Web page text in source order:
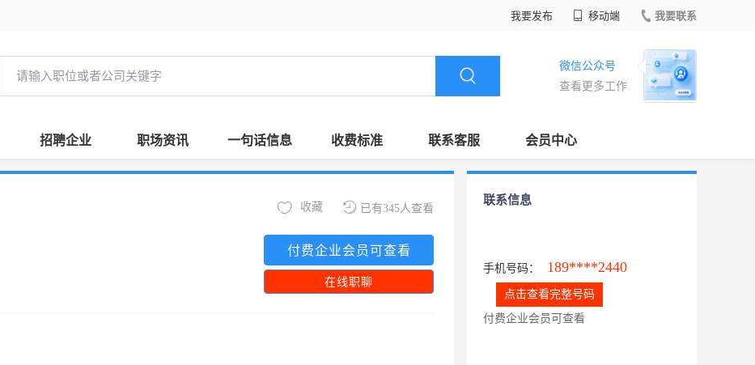
我要发布 移动端 我要联系
微信公众号
查看更多工作
招聘企业 职场资讯 一句话信息 收费标准 联系客服 会员中心
已有345人查看
收藏
付费企业会员可查看
在线职聊
联系信息
手机号码： 189****2440
点击查看完整号码
付费企业会员可查看